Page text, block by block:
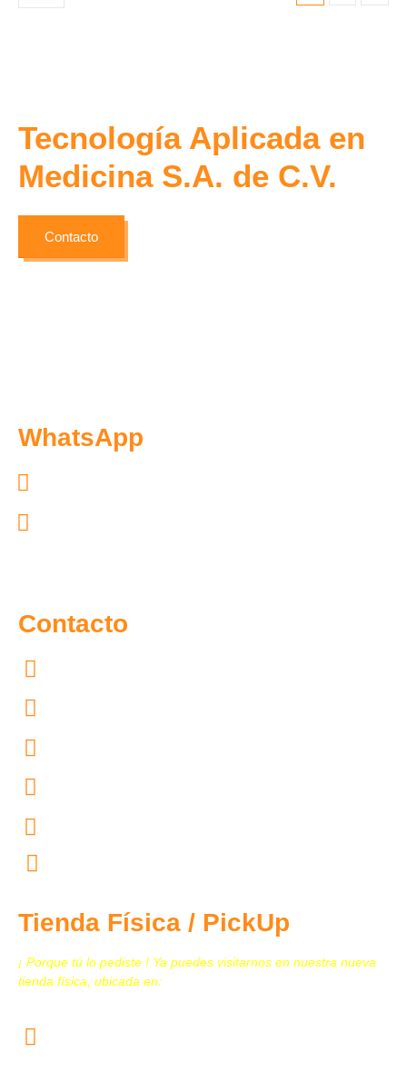
Tecnología Aplicada en
Medicina S.A. de C.V.
Contacto
WhatsApp
Contacto
Tienda Física / PickUp
¡ Porque tú lo pediste ! Ya puedes visitarnos en nuestra nueva
tienda física, ubicada en: